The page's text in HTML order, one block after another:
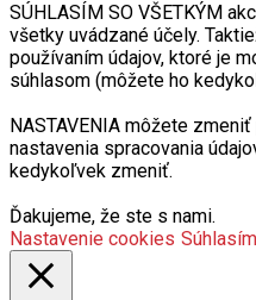
SÚHLASÍM SO VŠETKÝM
všetky uvádzané účely.
používaním údajov, ktoré je
súhlasom (môžete ho
NASTAVENIA môžete
nastavenia spracovania
kedykoľvek zmeniť.
Ďakujeme, že ste s nami.
Nastavenie cookies